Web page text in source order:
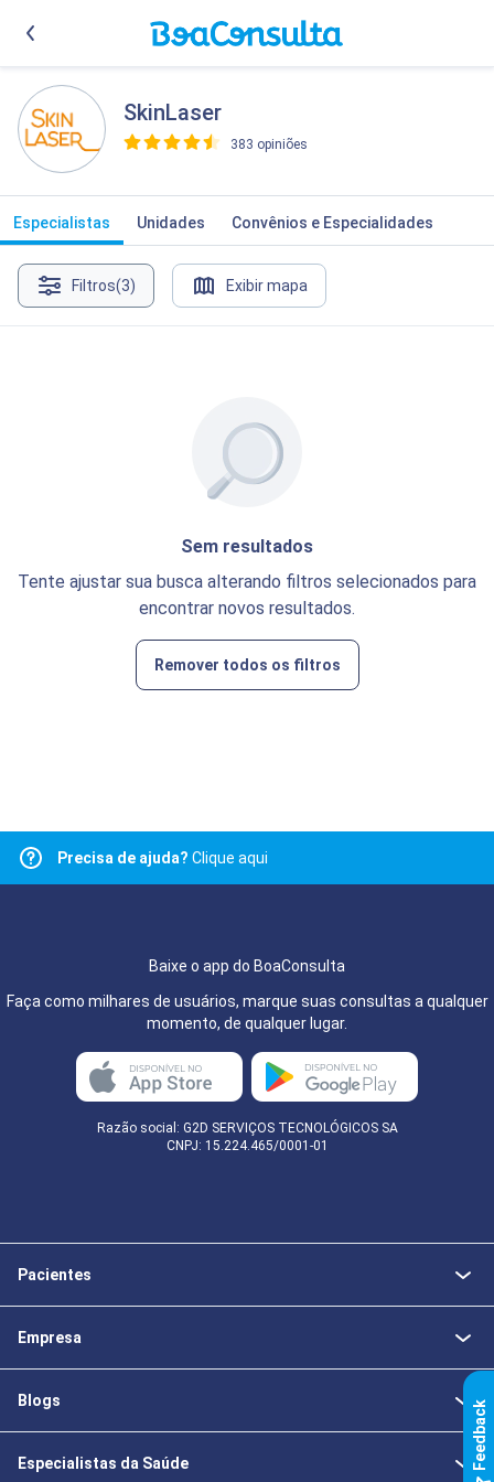
SkinLaser
383 opiniões
Especialistas Unidades Convênios e Especialidades
Filtros(3) Exibir mapa
Sem resultados
Tente ajustar sua busca alterando filtros selecionados para
encontrar novos resultados.
Remover todos os filtros
Precisa de ajuda? Clique aqui
Baixe o app do BoaConsulta
Faça como milhares de usuários, marque suas consultas a qualquer
momento, de qualquer lugar.
Razão social: G2D SERVIÇOS TECNOLÓGICOS SA
CNPJ: 15.224.465/0001-01
Pacientes
Empresa
Blogs
Especialistas da Saúde k